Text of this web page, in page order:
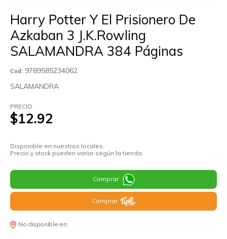
Harry Potter Y El Prisionero De
Azkaban 3 J.K.Rowling
SALAMANDRA 384 Páginas
Cod: 9789585234062
SALAMANDRA
PRECIO
$12.92
Disponible en nuestros locales.
Precio y stock pueden variar según la tienda.
Comprar
Comprar
No disponible en: